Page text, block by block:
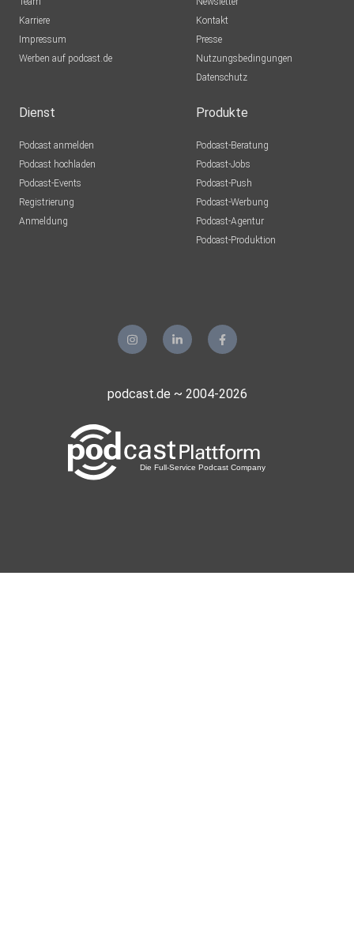
Karriere
Impressum
Werben auf podcast.de
Kontakt
Presse
Nutzungsbedingungen
Datenschutz
Dienst
Podcast anmelden
Podcast hochladen
Podcast-Events
Registrierung
Anmeldung
Produkte
Podcast-Beratung
Podcast-Jobs
Podcast-Push
Podcast-Werbung
Podcast-Agentur
Podcast-Produktion
podcast.de ~ 2004-2026